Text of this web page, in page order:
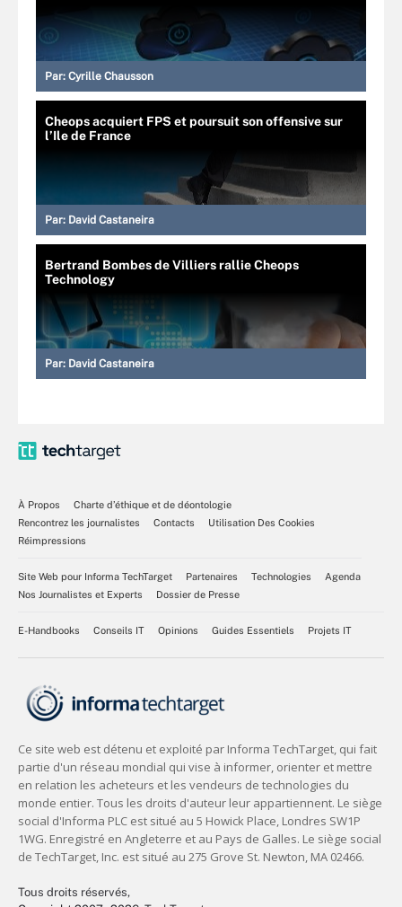
Par: Cyrille Chausson
Cheops acquiert FPS et poursuit son offensive sur
l’Ile de France
Par: David Castaneira
Bertrand Bombes de Villiers rallie Cheops
Technology
Par: David Castaneira
À Propos
Charte d’éthique et de déontologie
Rencontrez les journalistes
Contacts
Utilisation Des Cookies
Réimpressions
Site Web pour Informa TechTarget Partenaires Technologies
Agenda
Nos Journalistes et Experts
Dossier de Presse
E-Handbooks Conseils IT Opinions Guides Essentiels Projets IT
Tous droits réservés,